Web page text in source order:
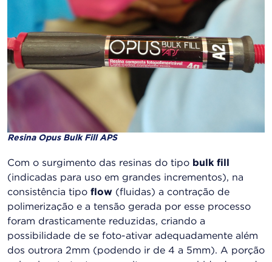
Resina Opus Bulk Fill APS
Com o surgimento das resinas do tipo bulk fill
(indicadas para uso em grandes incrementos), na
consistência tipo flow (fluidas) a contração de
polimerização e a tensão gerada por esse processo
foram drasticamente reduzidas, criando a
possibilidade de se foto-ativar adequadamente além
dos outrora 2mm (podendo ir de 4 a 5mm). A porção